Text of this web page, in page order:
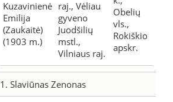
Kuzavinienė
Emilija
(Zaukaitė)
(1903 m.)
raj., Vėliau
gyveno
Juodšilių
mstl.,
Vilniaus raj.
Obelių
vls.,
Rokiškio
apskr.
1. Slaviūnas Zenonas